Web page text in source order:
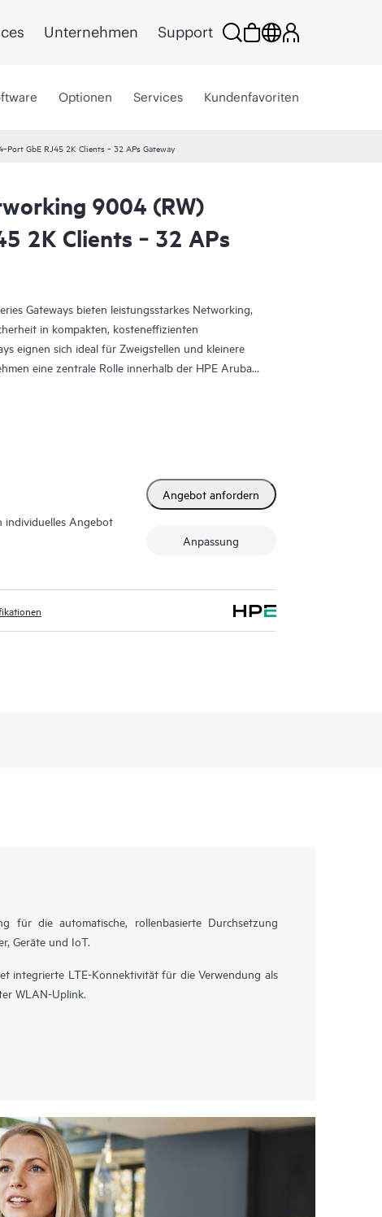
Unternehmen Support
Optionen Services Kundenfavoriten
GbE RJ45 2K Clients ‑ 32 APs Gateway
9004 (RW)
2K Clients ‑ 32 APs
Gateways bieten leistungsstarkes Networking,
in kompakten, kosteneffizienten
eignen sich ideal für Zweigstellen und kleinere
eine zentrale Rolle innerhalb der HPE Aruba
in einer einzigen Plattform vereint.
individuelles Angebot
Angebot anfordern
Anpassung
für die automatische, rollenbasierte Durchsetzung
Geräte und IoT.
integrierte LTE-Konnektivität für die Verwendung als
WLAN-Uplink.